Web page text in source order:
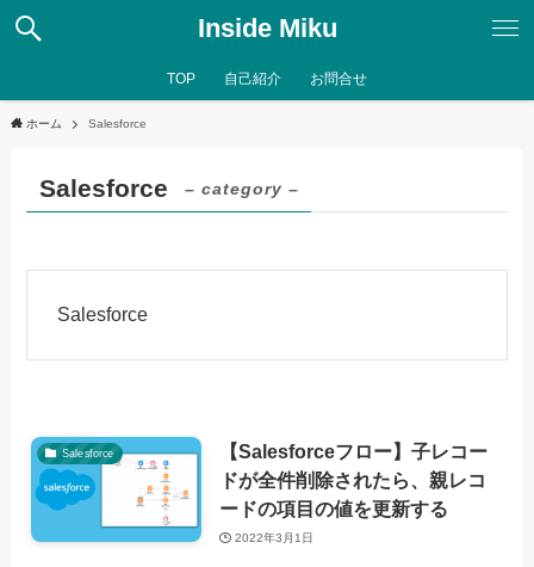
Inside Miku
TOP 自己紹介 お問合せ
ホーム Salesforce
Salesforce – category –
Salesforce
Salesforce
【Salesforceフロー】子レコー
ドが全件削除されたら、親レコ
ードの項目の値を更新する
2022年3月1日